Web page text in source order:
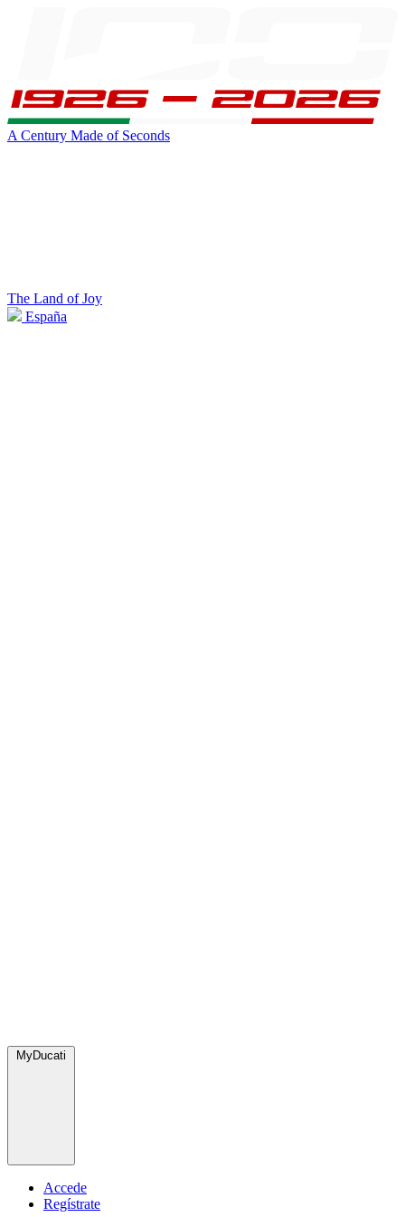
A Century Made of Seconds
The Land of Joy
España
MyDucati
Accede
Regístrate